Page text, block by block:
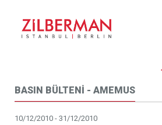
BASIN BÜLTENİ - AMEMUS
10/12/2010 - 31/12/2010